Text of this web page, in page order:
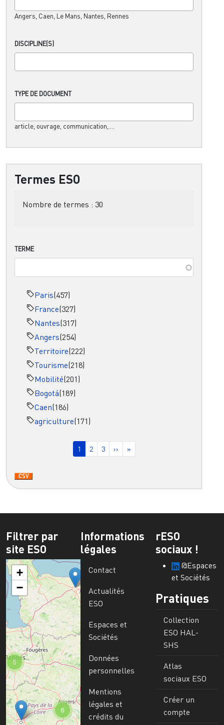
Angers, Caen, Le Mans, Nantes, Rennes
DISCIPLINE(S)
TYPE DE DOCUMENT
article, ouvrage, communication,....
Termes ESO
Nombre de termes : 30
TERME
Paris(457)
France(327)
Nantes(317)
Angers(254)
Territoire(222)
Tourisme(218)
Mobilité(201)
Bogotá(189)
Caen(186)
agriculture(171)
Page courante
1 Page
2 Page
3 Page suivante
›› Dernière page
»
Filtrer par
site ESO
6
5
+
−
Informations
légales
Contact
Actualités
ESO
Espaces et
Sociétés
Données
personnelles
Mentions
légales et
crédits du
rESO
sociaux !
@Espaces
et Sociétés
Pratiques
Collection
ESO HAL-
SHS
Atlas
sociaux ESO
Créer un
compte